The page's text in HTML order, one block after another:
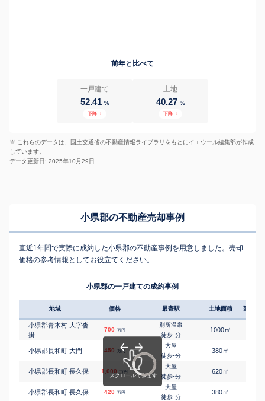
前年と比べて
一戸建て
52.41 %
下降 ↓
土地
40.27 %
下降 ↓
※ これらのデータは、国土交通省の不動産情報ライブラリ をもとにイエウール編集部が作成
しています。
データ更新日: 2025年10月29日
小県郡の不動産売却事例
直近1年間で実際に成約した小県郡の不動産事例を用意しました。売却
価格の参考情報としてお役立てください。
小県郡の一戸建ての成約事例
地域 価格 最寄駅 土地面積 延床面
小県郡青木村 大字沓
掛
700 万円
別所温泉
徒歩-分
1000㎡
小県郡長和町 大門 450 万円
大屋
徒歩-分
380㎡
小県郡長和町 長久保 1,000 万円
大屋
徒歩-分
620㎡
小県郡長和町 長久保 420 万円
大屋
徒歩-分
380㎡